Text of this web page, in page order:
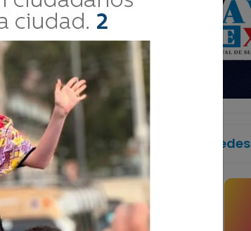
el
Síguenos en las redes